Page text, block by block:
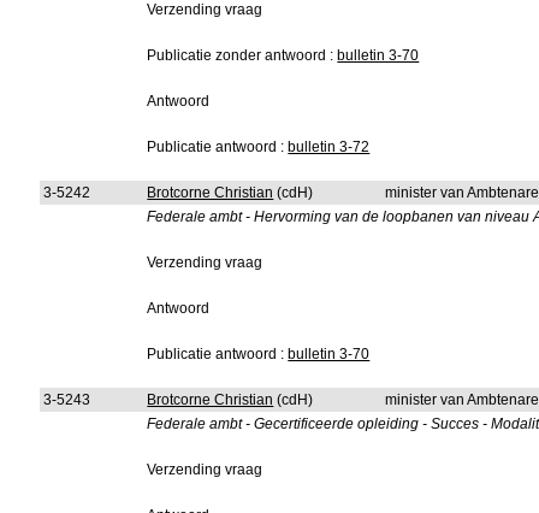
Verzending vraag
Publicatie zonder antwoord : bulletin 3-70
Antwoord
Publicatie antwoord : bulletin 3-72
3-5242 Brotcorne Christian (cdH)
minister van
Federale ambt - Hervorming van de loopbanen van
Verzending vraag
Antwoord
Publicatie antwoord : bulletin 3-70
3-5243 Brotcorne Christian (cdH)
minister van
Federale ambt - Gecertificeerde opleiding - Succes -
Verzending vraag